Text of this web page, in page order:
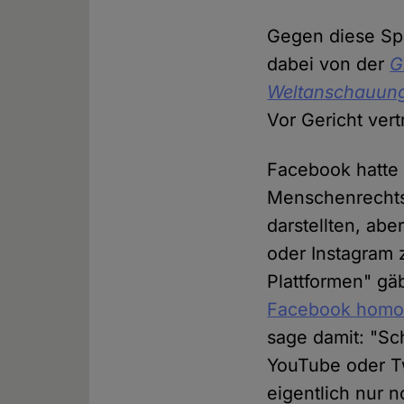
Gegen diese
dabei von der
Vor Gericht
Facebook
darstellten,
oder Instagram
Plattformen"
Facebook
sage damit:
YouTube oder
eigentlich nur